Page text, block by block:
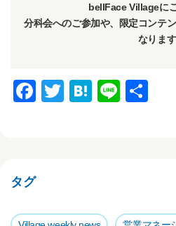
bellFace Villageに
分科会へのご参加や、限定コンテ
なります
F
b
T
H
Li
タグ